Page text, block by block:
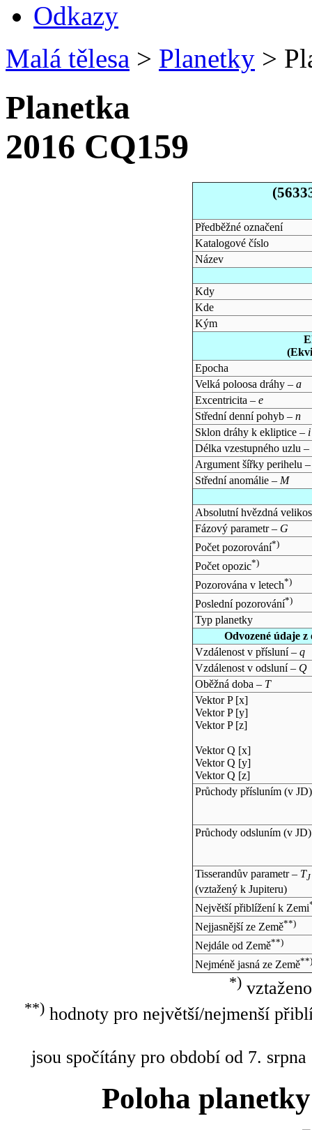
Odkazy
Malá tělesa > Planetky >
Planetka
2016 CQ159
Předběžné označení
Katalogové číslo
Název
Kdy
Kde
Kým
Epocha
Velká poloosa dráhy – a
Excentricita – e
Střední denní pohyb – n
Sklon dráhy k ekliptice – i
Délka vzestupného uzlu –
Argument šířky perihelu
Střední anomálie – M
Absolutní hvězdná
Fázový parametr – G
Počet pozorování*)
Počet opozic*)
Pozorována v letech*)
Poslední pozorování*)
Typ planetky
Odvozené údaje
Vzdálenost v přísluní – q
Vzdálenost v odsluní – Q
Oběžná doba – T
Vektor P [x]
Vektor P [y]
Vektor P [z]
Vektor Q [x]
Vektor Q [y]
Vektor Q [z]
Průchody přísluním (v JD)
Průchody odsluním (v JD)
Tisserandův parametr – TJ
(vztažený k Jupiteru)
Největší přiblížení k Zemi
Nejjasnější ze Země**)
Nejdále od Země**)
Nejméně jasná ze Země**)
*)
**)hodnoty pro největší/nejmenší
jsou spočítány pro období od 7.
Poloha